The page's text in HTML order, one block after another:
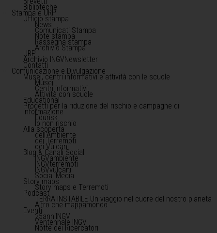
Biblioteche
Stampa e URP
Ufficio stampa
News
Comunicati Stampa
Note stampa
Rassegna stampa
Archivio Stampa
URP
Archivio INGVNewsletter
Contatti
Comunicazione e Divulgazione
Musei, centri informativi e attività con le scuole
Musei
Centri informativi
Attività con scuole
Educational
Progetti per la riduzione del rischio e campagne di
informazione
Edurisk
Io non rischio
Alla scoperta
dell'Ambiente
dei Terremoti
dei Vulcani
Blog & Canali Social
INGVambiente
INGVterremoti
INGVvulcani
Social Media
Story maps
Story maps e Terremoti
Podcast
TERRA INSTABILE Un viaggio nel cuore del nostro pianeta
Altro che mappamondo
Eventi
25anniINGV
Ventennale INGV
Notte dei Ricercatori